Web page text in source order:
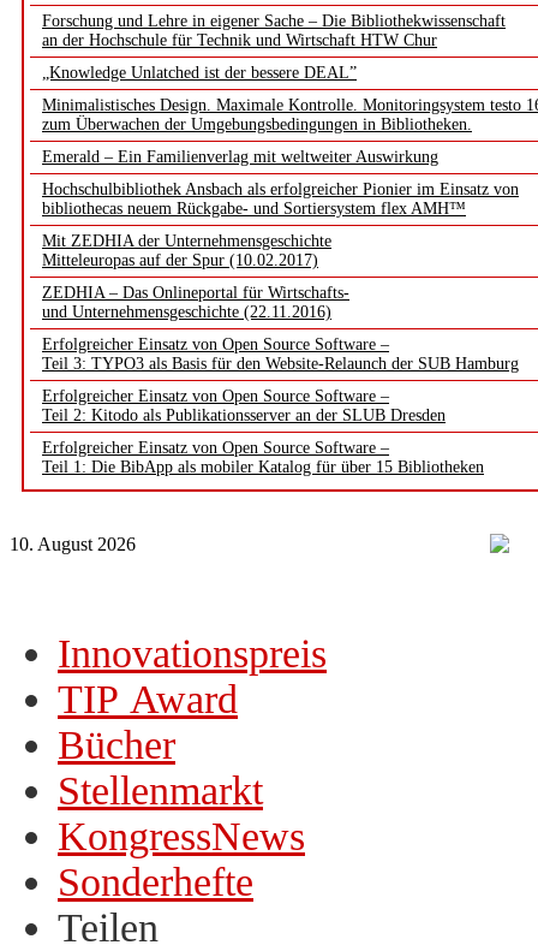
Forschung und Lehre in eigener Sache – Die Bibliothekwissenschaft
an der Hochschule für Technik und Wirtschaft HTW Chur
„Knowledge Unlatched ist der bessere DEAL”
Minimalistisches Design. Maximale Kontrolle. Monitoringsystem testo
zum Überwachen der Umgebungsbedingungen in Bibliotheken.
Emerald – Ein Familienverlag mit weltweiter Auswirkung
Hochschulbibliothek Ansbach als erfolgreicher Pionier im Einsatz von
bibliothecas neuem Rückgabe- und Sortiersystem flex AMH™
Mit ZEDHIA der Unternehmensgeschichte
Mitteleuropas auf der Spur (10.02.2017)
ZEDHIA – Das Onlineportal für Wirtschafts-
und Unternehmensgeschichte (22.11.2016)
Erfolgreicher Einsatz von Open Source Software –
Teil 3: TYPO3 als Basis für den Website-Relaunch der SUB Hamburg
Erfolgreicher Einsatz von Open Source Software –
Teil 2: Kitodo als Publikationsserver an der SLUB Dresden
Erfolgreicher Einsatz von Open Source Software –
Teil 1: Die BibApp als mobiler Katalog für über 15 Bibliotheken
10. August 2026
Innovationspreis
TIP Award
Bücher
Stellenmarkt
KongressNews
Sonderhefte
Teilen